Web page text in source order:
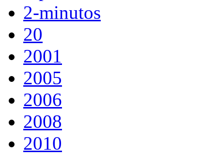
2-minutos
20
2001
2005
2006
2008
2010